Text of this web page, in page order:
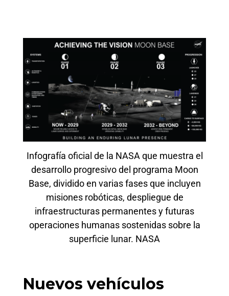
Infografía oficial de la NASA que muestra el
desarrollo progresivo del programa Moon
Base, dividido en varias fases que incluyen
misiones robóticas, despliegue de
infraestructuras permanentes y futuras
operaciones humanas sostenidas sobre la
superficie lunar. NASA
Nuevos vehículos